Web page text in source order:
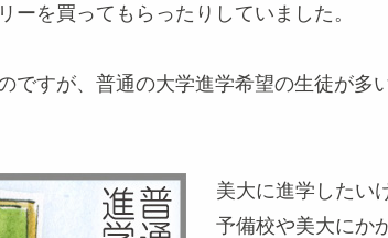
を買ってもらったりしていました。
すが、普通の大学進学希望の生徒が多い
美大に進学したい
予備校や美大にか